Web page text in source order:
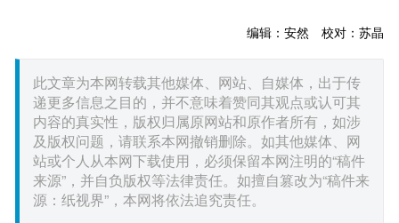
编辑：安然 校对：苏晶
此文章为本网转载其他媒体、网站、自媒体，出于传
递更多信息之目的，并不意味着赞同其观点或认可其
内容的真实性，版权归属原网站和原作者所有，如涉
及版权问题，请联系本网撤销删除。如其他媒体、网
站或个人从本网下载使用，必须保留本网注明的“稿件
来源”，并自负版权等法律责任。如擅自篡改为“稿件来
源：纸视界”，本网将依法追究责任。